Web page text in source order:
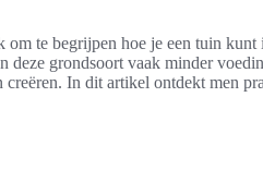
te begrijpen hoe je een tuin
grondsoort vaak minder
In dit artikel ontdekt men